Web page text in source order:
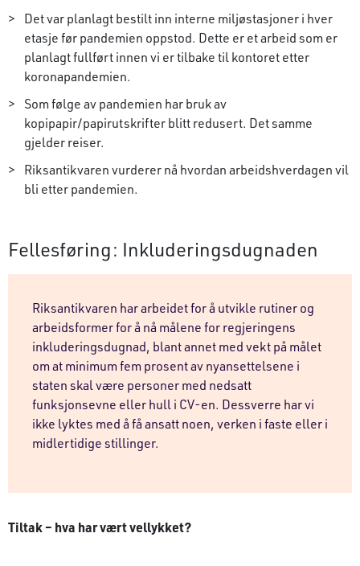
Det var planlagt bestilt inn interne miljøstasjoner i hver
etasje før pandemien oppstod. Dette er et arbeid som er
planlagt fullført innen vi er tilbake til kontoret etter
koronapandemien.
Som følge av pandemien har bruk av
kopipapir/papirutskrifter blitt redusert. Det samme
gjelder reiser.
Riksantikvaren vurderer nå hvordan arbeidshverdagen vil
bli etter pandemien.
Fellesføring: Inkluderingsdugnaden
Riksantikvaren har arbeidet for å utvikle rutiner og
arbeidsformer for å nå målene for regjeringens
inkluderingsdugnad, blant annet med vekt på målet
om at minimum fem prosent av nyansettelsene i
staten skal være personer med nedsatt
funksjonsevne eller hull i CV-en. Dessverre har vi
ikke lyktes med å få ansatt noen, verken i faste eller i
midlertidige stillinger.
Tiltak – hva har vært vellykket?